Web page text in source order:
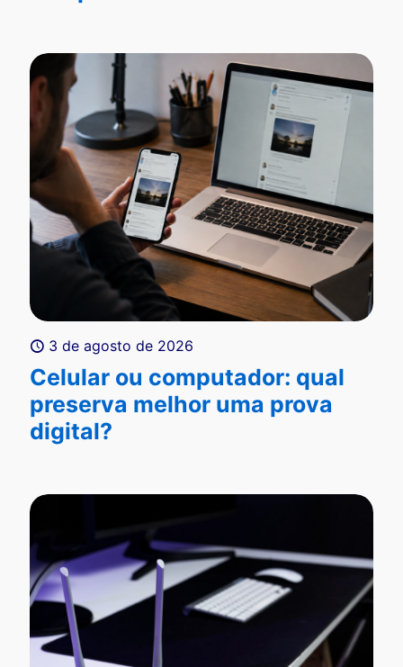
3 de agosto de 2026
Celular ou computador: qual
preserva melhor uma prova
digital?